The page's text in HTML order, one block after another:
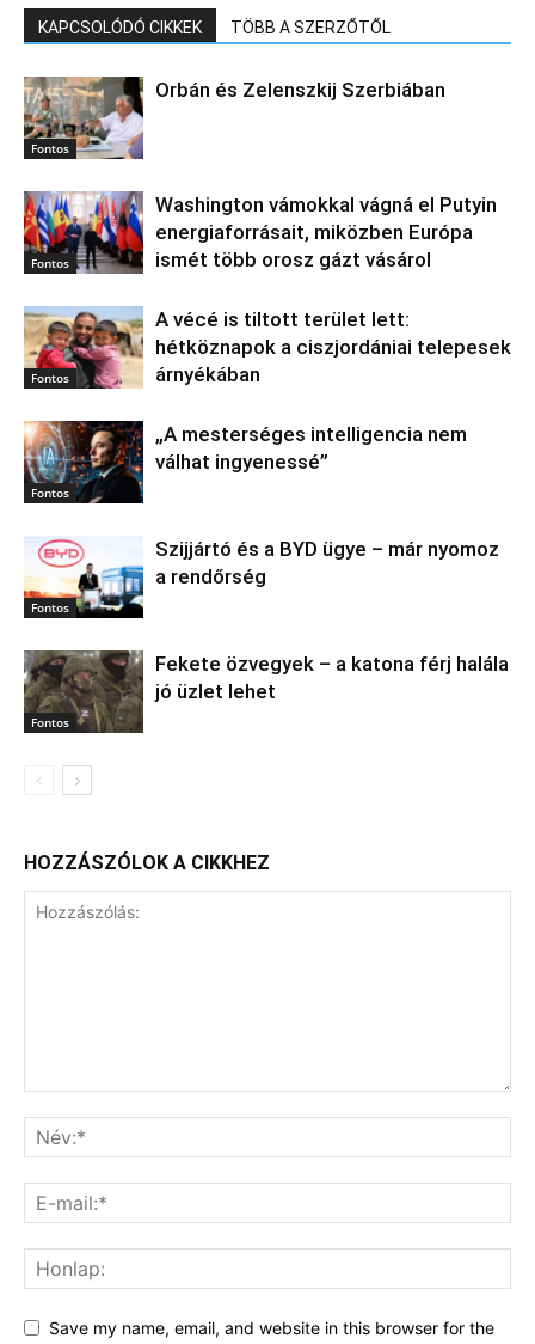
KAPCSOLÓDÓ CIKKEK TÖBB A SZERZŐTŐL
Fontos
Orbán és Zelenszkij Szerbiában
Fontos
Washington vámokkal vágná el Putyin
energiaforrásait, miközben Európa
ismét több orosz gázt vásárol
Fontos
A vécé is tiltott terület lett:
hétköznapok a ciszjordániai telepesek
árnyékában
Fontos
„A mesterséges intelligencia nem
válhat ingyenessé”
Fontos
Szijjártó és a BYD ügye – már nyomoz
a rendőrség
Fontos
Fekete özvegyek – a katona férj halála
jó üzlet lehet
HOZZÁSZÓLOK A CIKKHEZ
Save my name, email, and website in this browser for the